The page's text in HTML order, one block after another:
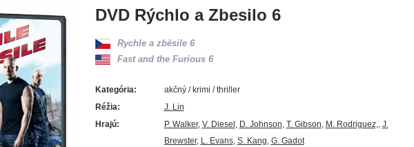
DVD Rýchlo a Zbesilo 6
Rychle a zběsile 6
Fast and the Furious 6
Kategória:
akčný / krimi / thriller
Réžia:
J. Lin
Hrajú:
P. Walker, V. Diesel, D. Johnson, T. Gibson, M. Rodriguez,, J.
Brewster, L. Evans, S. Kang, G. Gadot